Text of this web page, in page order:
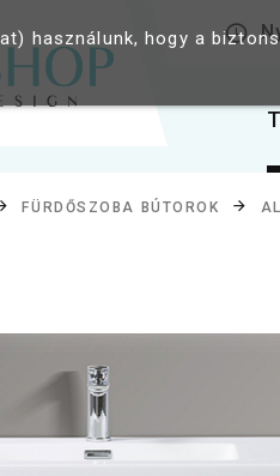
FÜRDŐSZOBA BÚTOROK
használunk, hogy a